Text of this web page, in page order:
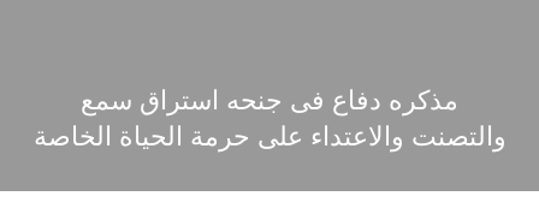
مذكره دفاع فى جنحه استراق سمع
والتصنت والاعتداء على حرمة الحياة الخاصة